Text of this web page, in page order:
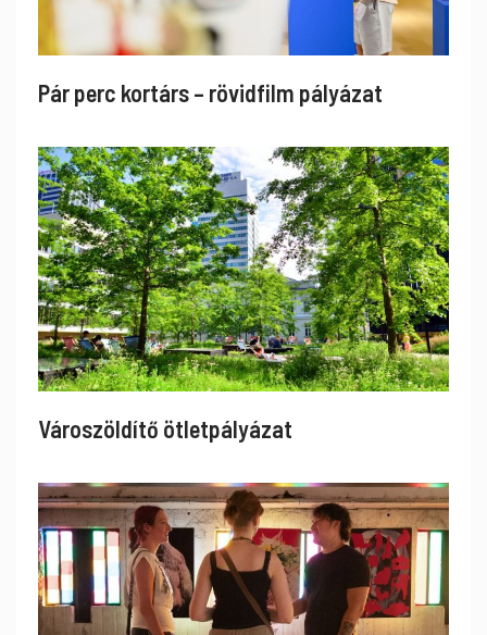
Pár perc kortárs – rövidfilm pályázat
Városzöldítő ötletpályázat